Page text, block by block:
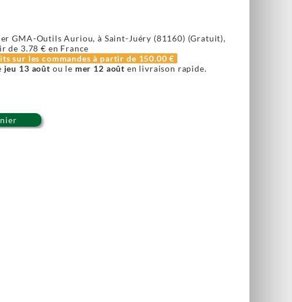
GMA-Outils Auriou, à Saint-Juéry (81160) (Gratuit),
de 3.78 € en France
sur les commandes à partir de 150.00 €
jeu 13 août ou le mer 12 août en livraison rapide.